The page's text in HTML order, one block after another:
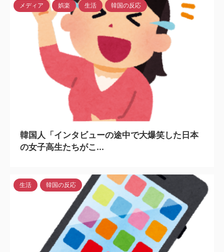
メディア 娯楽 生活 韓国の反応
韓国人「インタビューの途中で大爆笑した日本
の女子高生たちがこ...
生活 韓国の反応